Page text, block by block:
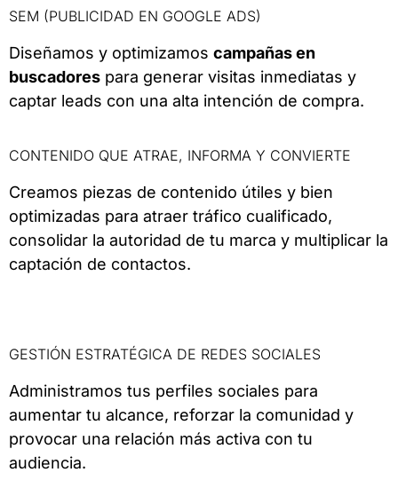
SEM (PUBLICIDAD EN GOOGLE ADS)
Diseñamos y optimizamos campañas en
buscadores para generar visitas inmediatas y
captar leads con una alta intención de compra.
CONTENIDO QUE ATRAE, INFORMA Y CONVIERTE
Creamos piezas de contenido útiles y bien
optimizadas para atraer tráfico cualificado,
consolidar la autoridad de tu marca y multiplicar la
captación de contactos.
GESTIÓN ESTRATÉGICA DE REDES SOCIALES
Administramos tus perfiles sociales para
aumentar tu alcance, reforzar la comunidad y
provocar una relación más activa con tu
audiencia.